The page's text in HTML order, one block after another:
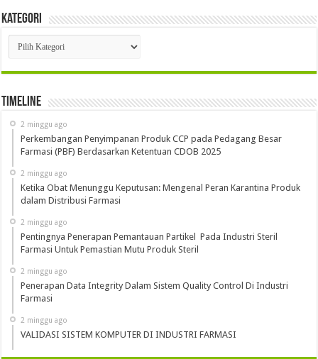
Kategori
Kategori
Timeline
2 minggu ago
Perkembangan Penyimpanan Produk CCP pada Pedagang Besar
Farmasi (PBF) Berdasarkan Ketentuan CDOB 2025
2 minggu ago
Ketika Obat Menunggu Keputusan: Mengenal Peran Karantina Produk
dalam Distribusi Farmasi
2 minggu ago
Pentingnya Penerapan Pemantauan Partikel Pada Industri Steril
Farmasi Untuk Pemastian Mutu Produk Steril
2 minggu ago
Penerapan Data Integrity Dalam Sistem Quality Control Di Industri
Farmasi
2 minggu ago
VALIDASI SISTEM KOMPUTER DI INDUSTRI FARMASI